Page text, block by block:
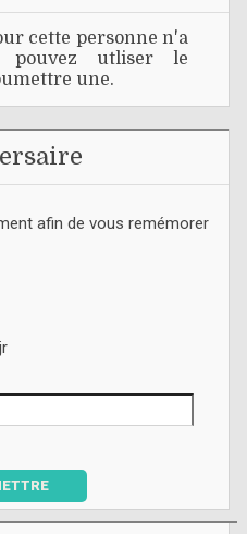
cette personne n'a
pouvez utliser le
une.
afin de vous remémorer